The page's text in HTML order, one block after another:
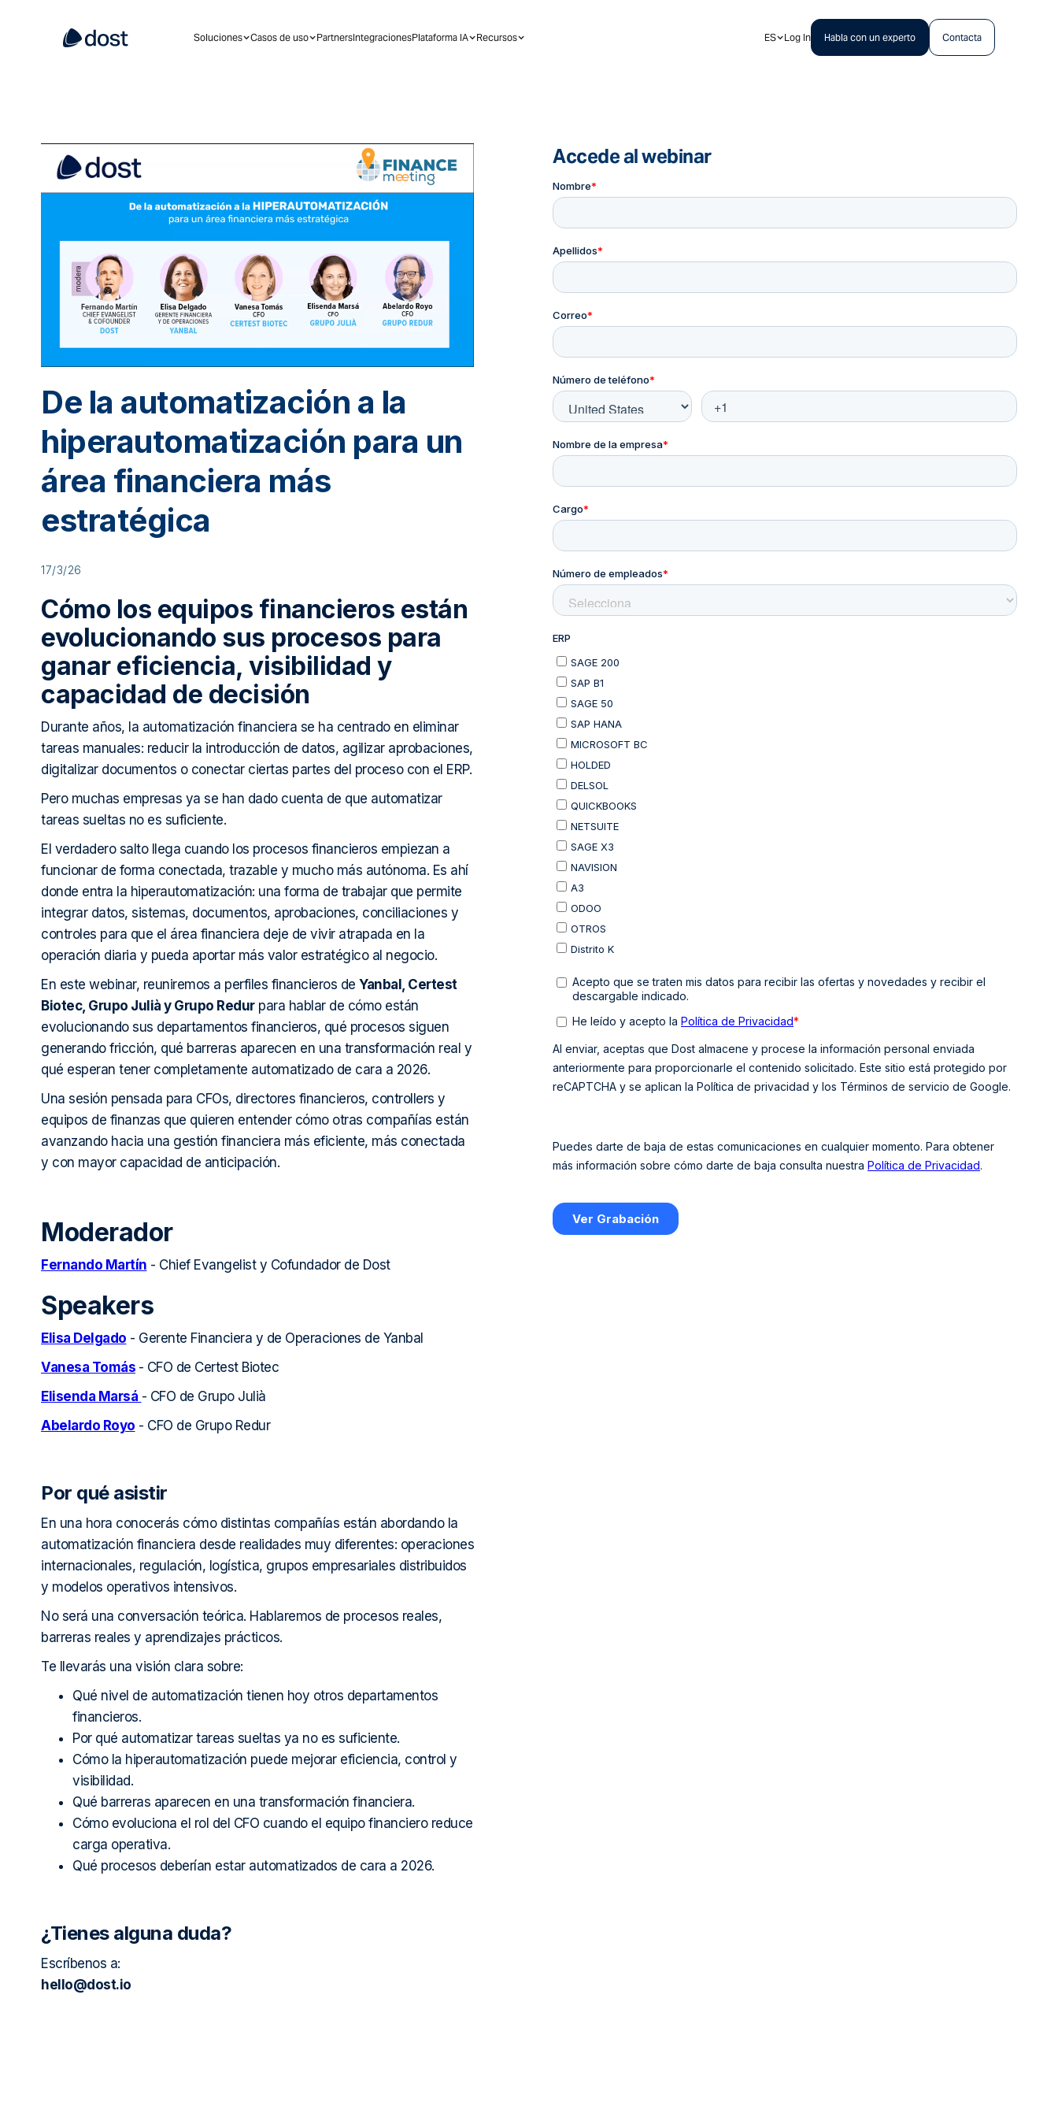
Soluciones Casos de uso PartnersIntegracionesPlataforma IA Recursos ES Log In Habla con un experto Contacta
De la automatización a la
hiperautomatización para un
área financiera más
estratégica
17/3/26
Cómo los equipos financieros están
evolucionando sus procesos para
ganar eficiencia, visibilidad y
capacidad de decisión
Durante años, la automatización financiera se ha centrado en eliminar
tareas manuales: reducir la introducción de datos, agilizar aprobaciones,
digitalizar documentos o conectar ciertas partes del proceso con el ERP.
Pero muchas empresas ya se han dado cuenta de que automatizar
tareas sueltas no es suficiente.
El verdadero salto llega cuando los procesos financieros empiezan a
funcionar de forma conectada, trazable y mucho más autónoma. Es ahí
donde entra la hiperautomatización: una forma de trabajar que permite
integrar datos, sistemas, documentos, aprobaciones, conciliaciones y
controles para que el área financiera deje de vivir atrapada en la
operación diaria y pueda aportar más valor estratégico al negocio.
En este webinar, reuniremos a perfiles financieros de Yanbal, Certest
Biotec, Grupo Julià y Grupo Redurpara hablar de cómo están
evolucionando sus departamentos financieros, qué procesos siguen
generando fricción, qué barreras aparecen en una transformación real y
qué esperan tener completamente automatizado de cara a 2026.
Una sesión pensada para CFOs, directores financieros, controllers y
equipos de finanzas que quieren entender cómo otras compañías están
avanzando hacia una gestión financiera más eficiente, más conectada
y con mayor capacidad de anticipación.
Moderador
Fernando Martín - Chief Evangelist y Cofundador de Dost
Speakers
Elisa Delgado - Gerente Financiera y de Operaciones de Yanbal
Vanesa Tomás - CFO de Certest Biotec
Elisenda Marsá - CFO de Grupo Julià
Abelardo Royo - CFO de Grupo Redur
Por qué asistir
En una hora conocerás cómo distintas compañías están abordando la
automatización financiera desde realidades muy diferentes: operaciones
internacionales, regulación, logística, grupos empresariales distribuidos
y modelos operativos intensivos.
No será una conversación teórica. Hablaremos de procesos reales,
barreras reales y aprendizajes prácticos.
Te llevarás una visión clara sobre:
Qué nivel de automatización tienen hoy otros departamentos
financieros.
Por qué automatizar tareas sueltas ya no es suficiente.
Cómo la hiperautomatización puede mejorar eficiencia, control y
visibilidad.
Qué barreras aparecen en una transformación financiera.
Cómo evoluciona el rol del CFO cuando el equipo financiero reduce
carga operativa.
Qué procesos deberían estar automatizados de cara a 2026.
¿Tienes alguna duda?
Escríbenos a:
hello@dost.io
Accede al webinar